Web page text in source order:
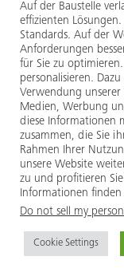
AluStar
in Kombination
2. AluStar
und vielseitig.
Auf der Baustelle
effizienten
Standards. Auf der
Anforderungen
für Sie zu
personalisieren.
Verwendung unserer
Medien, Werbung
diese Informationen
zusammen, die Sie
Rahmen Ihrer
unsere Website
zu und profitieren
Informationen finden
Do not sell my
Cookie Settings